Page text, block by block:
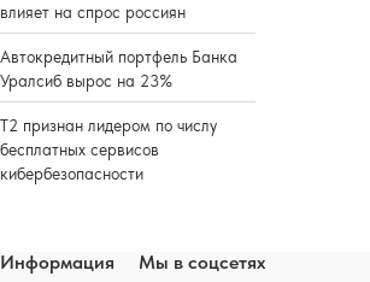
влияет на спрос россиян
Автокредитный портфель Банка
Уралсиб вырос на 23%
Т2 признан лидером по числу
бесплатных сервисов
кибербезопасности
Информация
Мы в соцсетях